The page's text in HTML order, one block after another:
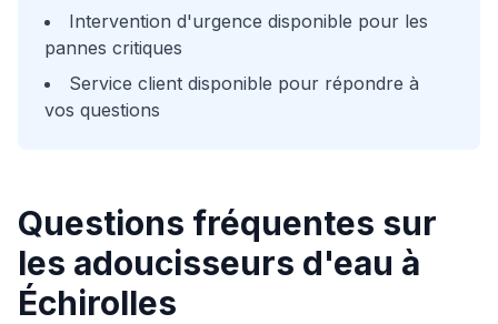
Intervention d'urgence disponible pour les
pannes critiques
Service client disponible pour répondre à
vos questions
Questions fréquentes sur
les adoucisseurs d'eau à
Échirolles